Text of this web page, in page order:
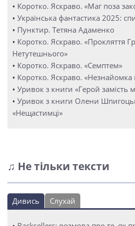
• Коротко. Яскраво. «Маг поза
• Українська фантастика 2025:
• Пунктир. Тетяна Адаменко
• Коротко. Яскраво. «Прокляття
Нетутешнього»
• Коротко. Яскраво. «Семптем»
• Коротко. Яскраво. «Незнайомка
• Уривок з книги «Герой замість
• Уривок з книги Олени
«Нещастимці»
♫ Не тільки тексти
Дивись Слухай